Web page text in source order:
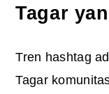
Tagar
Tren hashtag
Tagar